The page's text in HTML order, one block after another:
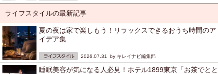
ライフスタイルの最新記事
夏の夜は家で楽しもう！リラックスできるおうち時間のア
イデア集
2026.07.31 by キレイナビ編集部
睡眠美容が気になる人必見！ホテル1899東京「お茶でとと